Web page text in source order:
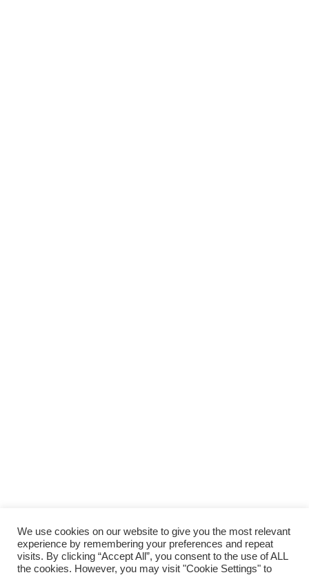
We use cookies on our website to give you the most relevant
experience by remembering your preferences and repeat
visits. By clicking “Accept All”, you consent to the use of ALL
the cookies. However, you may visit "Cookie Settings" to